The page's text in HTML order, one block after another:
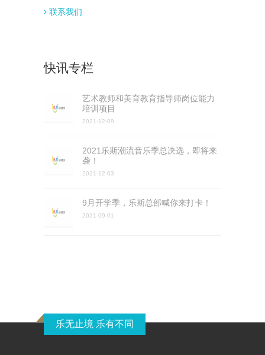
联系我们
快讯专栏
艺术教师和美育教育指导师岗位能力
培训项目
2021-12-09
2021乐斯潮流音乐季总决选，即将来
袭！
2021-12-03
9月开学季，乐斯总部喊你来打卡！
2021-09-01
乐无止境 乐有不同